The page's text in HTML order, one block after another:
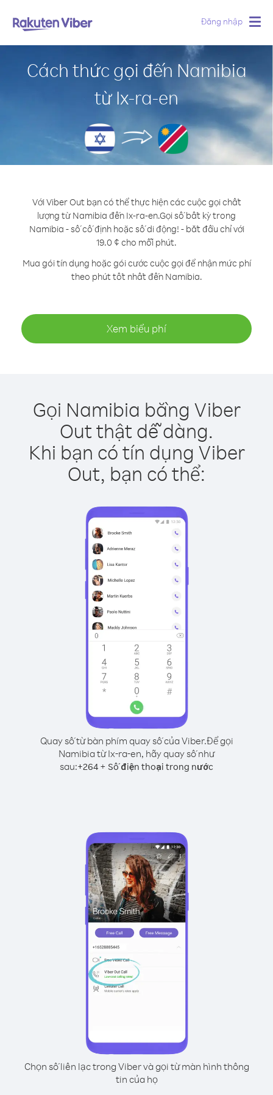
Đăng nhập
Cách thức gọi đến Namibia
từ Ix-ra-en
Với Viber Out bạn có thể thực hiện các cuộc gọi chất
lượng từ Namibia đến Ix-ra-en.Gọi số bất kỳ trong
Namibia - số cố định hoặc số di động! - bắt đầu chỉ với
19.0 ¢ cho mỗi phút.
Mua gói tín dụng hoặc gói cước cuộc gọi để nhận mức phí
theo phút tốt nhất đến Namibia.
Xem biểu phí
Gọi Namibia bằng Viber
Out thật dễ dàng.
Khi bạn có tín dụng Viber
Out, bạn có thể:
Quay số từ bàn phím quay số của Viber.Để gọi
Namibia từ Ix-ra-en, hãy quay số như
sau:+264 + Số điện thoại trong nước
Chọn số liên lạc trong Viber và gọi từ màn hình thông
tin của họ